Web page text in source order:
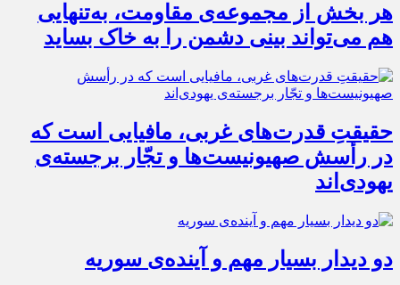
هر بخش از مجموعه‌ی مقاومت، به‌تنهایی
هم می‌تواند بینی دشمن را به خاک بساید
حقیقتِ قدرت‌های غربی، مافیایی است که
در رأسش صهیونیست‌ها و تجّار برجسته‌ی
یهودی‌اند
دو دیدار بسیار مهم و آینده‌ی سوریه